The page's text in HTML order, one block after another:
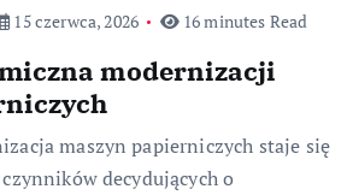
15 czerwca, 2026 16 minutes Read
modernizacji
maszyn papierniczych staje się
decydujących o